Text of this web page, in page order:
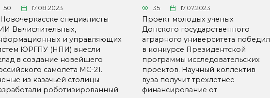
50 17.08.2023
специалисты
Вычислительных,
и управляющих
ЮРГПУ (НПИ) внесли
в создание новейшего
самолёта МС-21.
из казачьей столицы
роботизированный
35 17.07.2023
Проект молодых ученых
Донского государственного
аграрного университета победил
в конкурсе Президентской
программы исследовательских
проектов. Научный коллектив
вуза получит трехлетнее
финансирование от